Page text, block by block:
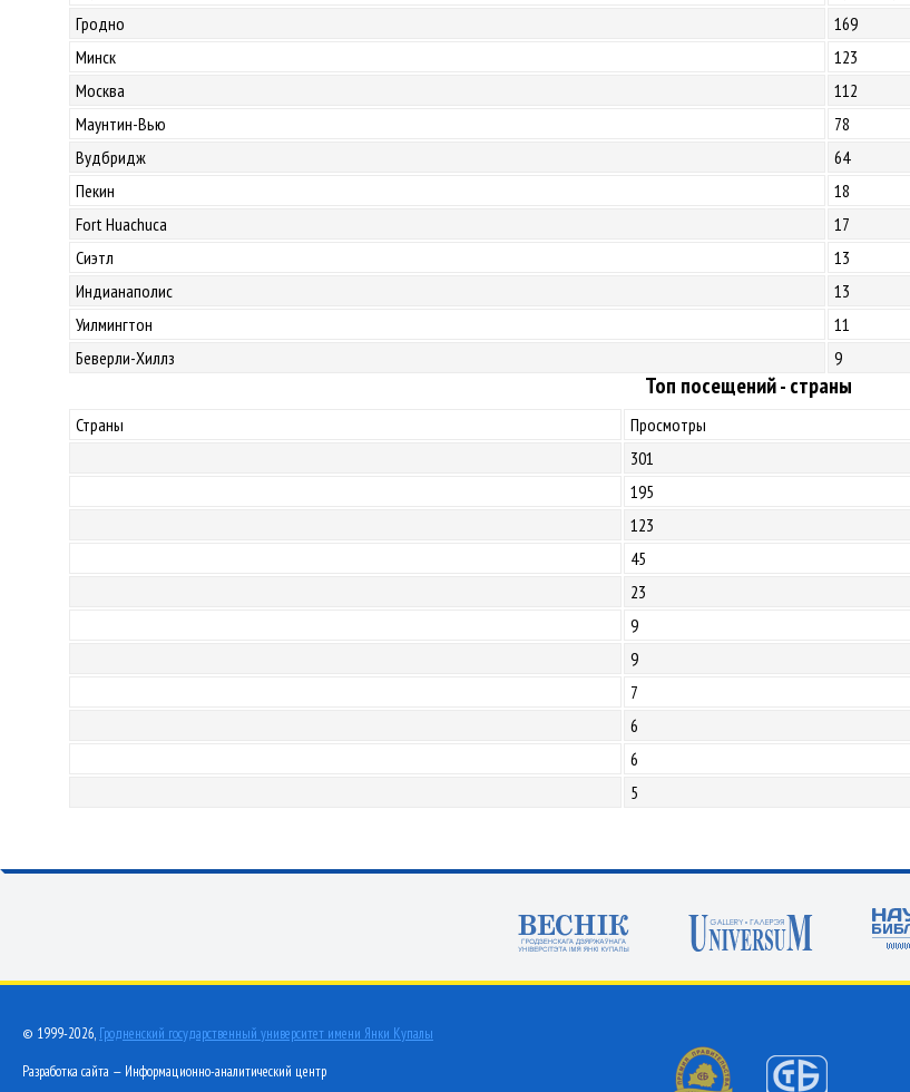
Гродно
169
Минск
123
Москва
112
Маунтин-Вью
78
Вудбридж
64
Пекин
18
Fort Huachuca
17
Сиэтл
13
Индианаполис
13
Уилмингтон
11
Беверли-Хиллз
9
Топ посещений - страны
Страны
Просмотры
301
195
123
45
23
9
9
7
6
6
5
© 1999-2026, Гродненский государственный университет имени Янки Купалы
Разработка сайта — Информационно-аналитический центр